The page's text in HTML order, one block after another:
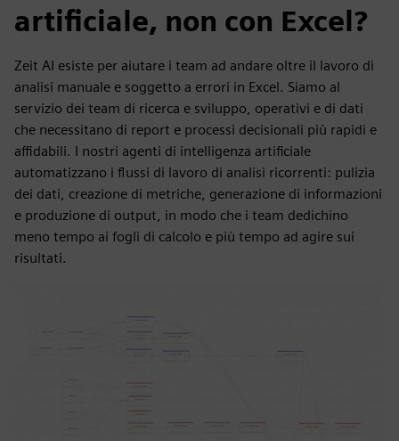
artificiale, non con Excel?
Zeit AI esiste per aiutare i team ad andare oltre il lavoro di
analisi manuale e soggetto a errori in Excel. Siamo al
servizio dei team di ricerca e sviluppo, operativi e di dati
che necessitano di report e processi decisionali più rapidi e
affidabili. I nostri agenti di intelligenza artificiale
automatizzano i flussi di lavoro di analisi ricorrenti: pulizia
dei dati, creazione di metriche, generazione di informazioni
e produzione di output, in modo che i team dedichino
meno tempo ai fogli di calcolo e più tempo ad agire sui
risultati.